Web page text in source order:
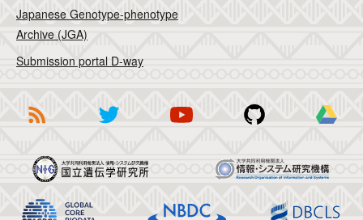
Japanese Genotype-phenotype
Archive (JGA)
Submission portal D-way